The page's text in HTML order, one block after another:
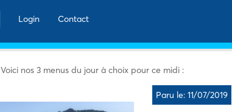
Login
Contact
Voici nos 3 menus du jour à choix pour ce midi :
Paru le: 11/07/2019